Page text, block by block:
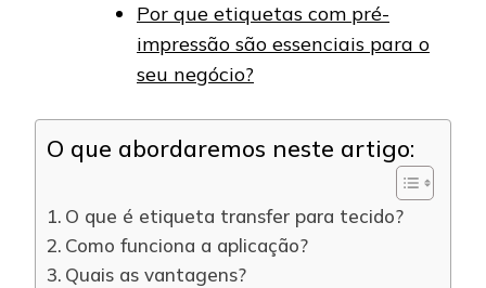
Por que etiquetas com pré-
impressão são essenciais para o
seu negócio?
O que abordaremos neste artigo:
O que é etiqueta transfer para tecido?
Como funciona a aplicação?
Quais as vantagens?